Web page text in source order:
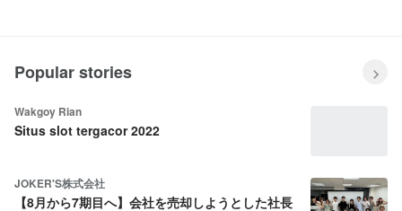
Popular stories
Wakgoy Rian
Situs slot tergacor 2022
JOKER'S株式会社
【8月から7期目へ】会社を売却しようとした社長